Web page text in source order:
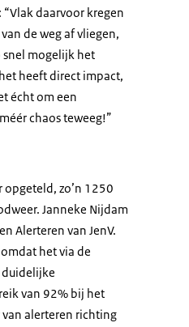
daarvoor kregen
de weg af vliegen,
snel mogelijk het
heeft direct impact,
écht om een
chaos teweeg!”
zo’n 1250
Janneke Nijdam
Alerteren van JenV.
het via de
duidelijke
van 92% bij het
van alerteren richting